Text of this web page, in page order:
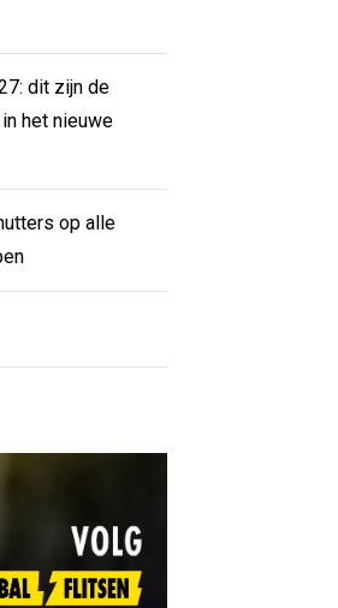
dit zijn de
het nieuwe
op alle